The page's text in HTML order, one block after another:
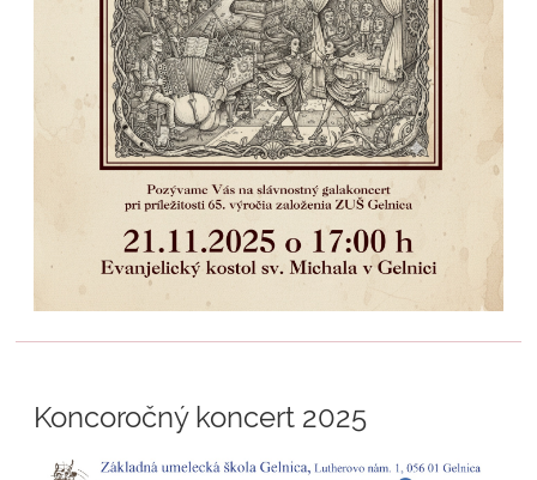
Koncoročný koncert 2025